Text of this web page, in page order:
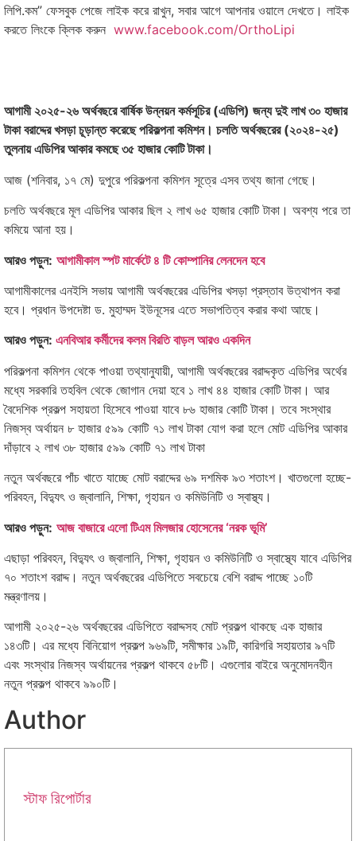
লিপি.কম” ফেসবুক পেজে লাইক করে রাখুন, সবার আগে আপনার ওয়ালে দেখতে। লাইক
করতে লিংকে ক্লিক করুন www.facebook.com/OrthoLipi
আগামী ২০২৫-২৬ অর্থবছরে বার্ষিক উন্নয়ন কর্মসূচির (এডিপি) জন্য দুই লাখ ৩০ হাজার
টাকা বরাদ্দের খসড়া চূড়ান্ত করেছে পরিকল্পনা কমিশন। চলতি অর্থবছরের (২০২৪-২৫)
তুলনায় এডিপির আকার কমছে ৩৫ হাজার কোটি টাকা।
আজ (শনিবার, ১৭ মে) দুপুরে পরিকল্পনা কমিশন সূত্রে এসব তথ্য জানা গেছে।
চলতি অর্থবছরে মূল এডিপির আকার ছিল ২ লাখ ৬৫ হাজার কোটি টাকা। অবশ্য পরে তা
কমিয়ে আনা হয়।
আরও পড়ুন: আগামীকাল স্পট মার্কেটে ৪ টি কোম্পানির লেনদেন হবে
আগামীকালের এনইসি সভায় আগামী অর্থবছরের এডিপির খসড়া প্রস্তাব উত্থাপন করা
হবে। প্রধান উপদেষ্টা ড. মুহাম্মদ ইউনূসের এতে সভাপতিত্ব করার কথা আছে।
আরও পড়ুন: এনবিআর কর্মীদের কলম বিরতি বাড়ল আরও একদিন
পরিকল্পনা কমিশন থেকে পাওয়া তথ্যানুযায়ী, আগামী অর্থবছরের বরাদ্দকৃত এডিপির অর্থের
মধ্যে সরকারি তহবিল থেকে জোগান দেয়া হবে ১ লাখ ৪৪ হাজার কোটি টাকা। আর
বৈদেশিক প্রকল্প সহায়তা হিসেবে পাওয়া যাবে ৮৬ হাজার কোটি টাকা। তবে সংস্থার
নিজস্ব অর্থায়ন ৮ হাজার ৫৯৯ কোটি ৭১ লাখ টাকা যোগ করা হলে মোট এডিপির আকার
দাঁড়াবে ২ লাখ ৩৮ হাজার ৫৯৯ কোটি ৭১ লাখ টাকা
নতুন অর্থবছরে পাঁচ খাতে যাচ্ছে মোট বরাদ্দের ৬৯ দশমিক ৯৩ শতাংশ। খাতগুলো হচ্ছে-
পরিবহন, বিদ্যুৎ ও জ্বালানি, শিক্ষা, গৃহায়ন ও কমিউনিটি ও স্বাস্থ্য।
আরও পড়ুন: আজ বাজারে এলো টিএম মিলজার হোসেনের ‘নরক ভূমি’
এছাড়া পরিবহন, বিদ্যুৎ ও জ্বালানি, শিক্ষা, গৃহায়ন ও কমিউনিটি ও স্বাস্থ্যে যাবে এডিপির
৭০ শতাংশ বরাদ্দ। নতুন অর্থবছরের এডিপিতে সবচেয়ে বেশি বরাদ্দ পাচ্ছে ১০টি
মন্ত্রণালয়।
আগামী ২০২৫-২৬ অর্থবছরের এডিপিতে বরাদ্দসহ মোট প্রকল্প থাকছে এক হাজার
১৪৩টি। এর মধ্যে বিনিয়োগ প্রকল্প ৯৬৯টি, সমীক্ষার ১৯টি, কারিগরি সহায়তার ৯৭টি
এবং সংস্থার নিজস্ব অর্থায়নের প্রকল্প থাকবে ৫৮টি। এগুলোর বাইরে অনুমোদনহীন
নতুন প্রকল্প থাকবে ৯৯০টি।
Author
স্টাফ রিপোর্টার